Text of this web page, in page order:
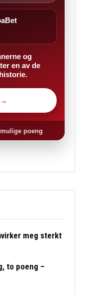
og
en av de
→
mulige poeng
meg sterkt
to poeng –